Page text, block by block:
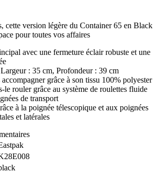
cette version légère du Container 65 en Black
pour toutes vos affaires
avec une fermeture éclair robuste et une
: 35 cm, Profondeur : 39 cm
grâce à son tissu 100% polyester
le rouler grâce au système de roulettes fluide
de transport
à la poignée télescopique et aux poignées
et latérales